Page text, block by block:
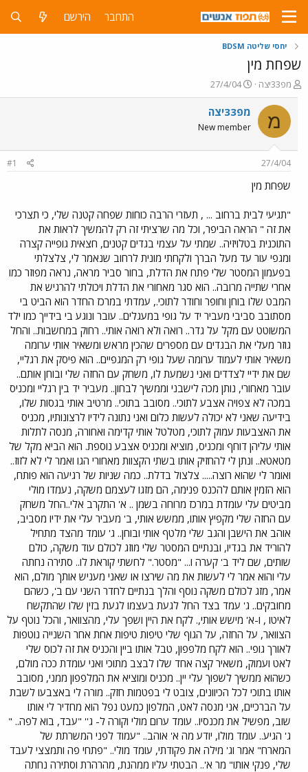
התחבר הירשם
יחסי שליטה BDSM
שפחת מין
פ
ו
ת
ח
ה
ש
א
מפ33יצה
פ
ו
ר
ס
ם
27/4/04
מ מפ33יצה
New member
27/4/04
#1
שפחת מין
"תגיעי לבית ברחוב ... , תעזרי הרבה כוחות שפחה קטנה שלי, כי תצרכי
את זה " הראה הביפר, וכל מה שרציתי זה רק להמשיך לראות את
התוכנית בטלויזיה.. שמתי על עצמי בגדים קטנים, חצאית גופייה קצרה
ומגפי עור עד מעל הברך ולקחתי מונית לרחוב שנאמר לי, צלצלתי
בפעמון המסטר שלי פתח את הדלת, בחור סביר מראה, נראה מפוזר כמו
אחרי שתייה מרובה.. הוא סגר מאחורי את הדלת ויכולתי להרגיש את
המבט שלו בוחן וחופר וחודר לתוכי., עמדתי במרכז החדר הוא הביט בי
מסתובב סביבי מעביר יד על גופי במעגלים.. עובר ונוגע בי בידייך כמו ילד
המשוטט עם מקל על גדר.. רואה ולא רואה אותי.. רחוק במחשבות.. והחל
גוזר מעלי את הבגדים עם מספרים שהכין מראש ומשאיר אותי ערומה
משאיר אותי לעמוד ערומה שעל גופי רק המגפיים.. הוא פיסק את רגליי,
שם את ידיי לצדדים ואני נשמעת לו, משחק עם החזה שלי ובוחן אותם..
עובר מאחורי, נותן מכה לישבני וממשיך לבחון.. מעביר יד בין רגליי ומכניס
במכה לא צפויה אצבע לתוכי.. מסובב בתוכי.. מרטיב אותי בגסות שלו,
בידיעה שאני לא יכולה לעשות כלום ואני נתונה לידיו לרצונותיו, מכניס
את האצבעות עמוק לתוכי, מטלטל אותי קדימה ואחורה, מנסה לתלות
אותי עליהן דוחף ומכניס, מוציא ומכניס אצבע נוספת. הוא הביא מקל של
מטאטא.. ונתן לי להחזיק אותו בשתי הקצוות מאחורי הגו ואמר לי לא לזוז..
ואומר לי שהוא רוצה..... צלצול בדלת.. כמה שניות של רגיעה הוא פותח,
הוא הזמין אותם להכנס פנימה, הם מזגו לעצמם משקה, נעמדו מולי
מביטים עלי עומדת במרכז מרוחה בשמן .. א' התקרב אלי..החל משחק
עם החזה שלי מקפיץ אותו, ממשש אותי, ב' מעביר עלי את ידיו מסביב,
אוהב את הישבן והגב שלי מלטף אותי ובוחן.. ג' עומד מהצד מתחיל
להוריד את בגדיו, ובנתיים המסטר שלי מוזג לכולם עוד משקה, כולם
שותים, שם ליד ב' קערה ו... "מסטר." לחשתי קוראת לו.. סתירה נחתה
עלי והוא אמר לי לעשות את מה שירצו או שאני מעניש אותך מולם, הוא
אמר, מזג לכולם משקה נוסף והלך בנתיים לחדר השני עם ב', כשהם
מחובקים.. ג' עמד בצד החל לגעת בעצמו לגעת בזין שלו שהתקשח
לאיטו , ו-א' מישש אותי,. לקח את היין ושפך עלי, מהצוואר, והכל נוטף על
הצוואר, על החזה, על הגוף שלי טיפות טיפות אחת אחר השנייה נוטפות
לאורך גופי.. הוא לקח מלפפון, טבל אותו ביין והכניס את זה לכוס שלי
לאט ועמוק, משאיר קצה אחד שלו לבצב מתוכי ואני עומדת ככה מולם,
כשהוא ממשיך לשפוך עלי יין.. מכניס ומוציא את המלפפון ממני, מסובב
אותו בתוכי לכל הכיוונים, צובט לי בפטמות חזק.. מורה לי באצבעו לשבת
על הברכיים, אני מנסה לאט, המלפון כמעט נפל הוא מחדיר לי אותו
שוב, מפשיל את מכנסיו.. עומד ערום מולי וקורה ל- ג'' "עבד, בוא לפה.. "
ג' הגיע.. עומד מולו, יודע מה א' אוהב.. "עמוד לפני המשרתת של
המארח" אמר וג' מילה את פקודתי, עומד מולי.. "פתחי פה ותמצצי לעבד
שלי, פנקי אותו" מר א'.. הבטתי עליו ממהנת, מהרהרת וסתירה נחתה